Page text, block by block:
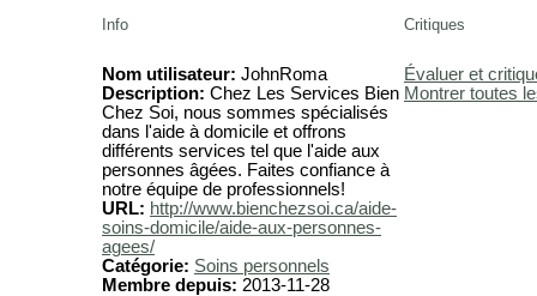
Info
Nom utilisateur: JohnRoma
Description: Chez Les Services Bien
Chez Soi, nous sommes spécialisés
dans l'aide à domicile et offrons
différents services tel que l'aide aux
personnes âgées. Faites confiance à
notre équipe de professionnels!
URL: http://www.bienchezsoi.ca/aide-
soins-domicile/aide-aux-personnes-
agees/
Catégorie: Soins personnels
Membre depuis: 2013-11-28
Critiques
Évaluer et
Montrer toutes